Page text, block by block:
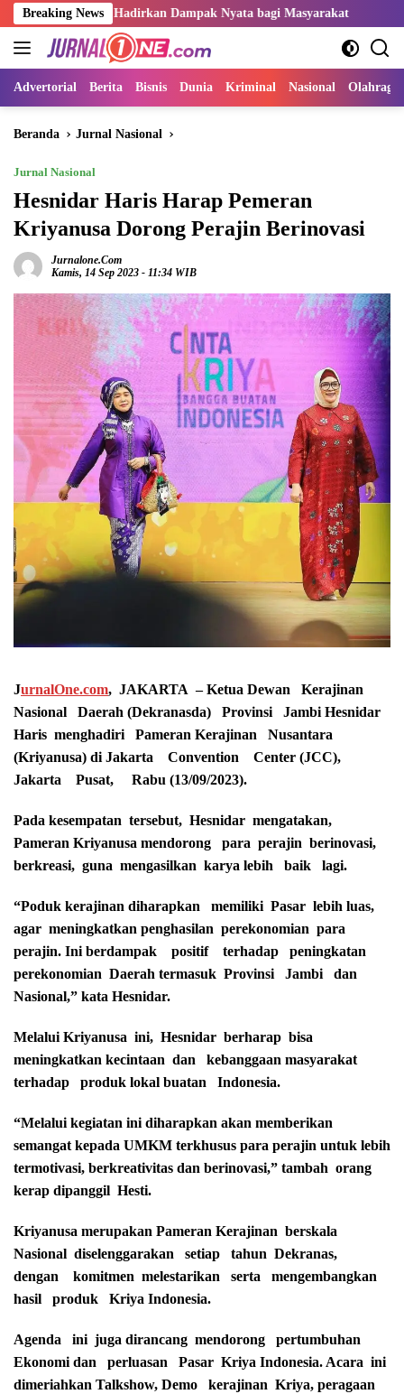
Langsung
ke
konten
Breaking News
Harus Hadirkan Dampak Nyata bagi Masyarakat Sangat
Advertorial Berita Bisnis Dunia Kriminal Nasional Olahraga
Beranda Jurnal Nasional
Jurnal Nasional
Hesnidar Haris Harap Pemeran
Kriyanusa Dorong Perajin Berinovasi
Jurnalone.com
Kamis, 14 Sep 2023 - 11:34 WIB
JurnalOne.com, JAKARTA – Ketua Dewan Kerajinan
Nasional Daerah (Dekranasda) Provinsi Jambi Hesnidar
Haris menghadiri Pameran Kerajinan Nusantara
(Kriyanusa) di Jakarta Convention Center (JCC),
Jakarta Pusat, Rabu (13/09/2023).
Pada kesempatan tersebut, Hesnidar mengatakan,
Pameran Kriyanusa mendorong para perajin berinovasi,
berkreasi, guna mengasilkan karya lebih baik lagi.
“Poduk kerajinan diharapkan memiliki Pasar lebih luas,
agar meningkatkan penghasilan perekonomian para
perajin. Ini berdampak positif terhadap peningkatan
perekonomian Daerah termasuk Provinsi Jambi dan
Nasional,” kata Hesnidar.
Melalui Kriyanusa ini, Hesnidar berharap bisa
meningkatkan kecintaan dan kebanggaan masyarakat
terhadap produk lokal buatan Indonesia.
“Melalui kegiatan ini diharapkan akan memberikan
semangat kepada UMKM terkhusus para perajin untuk lebih
termotivasi, berkreativitas dan berinovasi,” tambah orang
kerap dipanggil Hesti.
Kriyanusa merupakan Pameran Kerajinan berskala
Nasional diselenggarakan setiap tahun Dekranas,
dengan komitmen melestarikan serta mengembangkan
hasil produk Kriya Indonesia.
Agenda ini juga dirancang mendorong pertumbuhan
Ekonomi dan perluasan Pasar Kriya Indonesia. Acara ini
dimeriahkan Talkshow, Demo kerajinan Kriya, peragaan